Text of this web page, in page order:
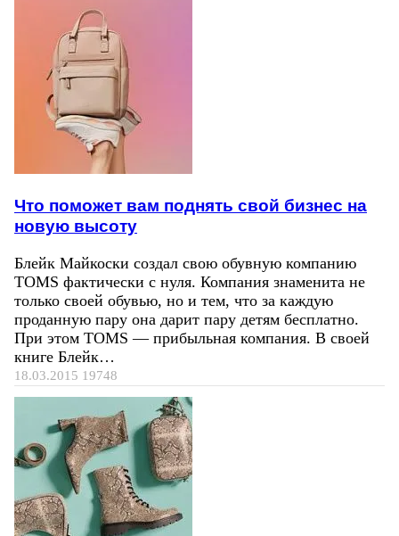
Что поможет вам поднять свой бизнес на
новую высоту
Блейк Майкоски создал свою обувную компанию
TOMS фактически с нуля. Компания знаменита не
только своей обувью, но и тем, что за каждую
проданную пару она дарит пару детям бесплатно.
При этом TOMS — прибыльная компания. В своей
книге Блейк…
18.03.2015 19748